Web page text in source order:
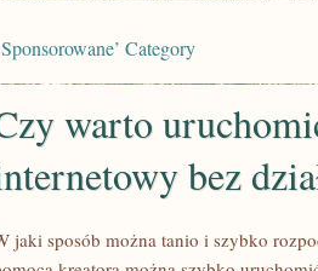
Category
warto
bez
jaki sposób można tanio i szybko